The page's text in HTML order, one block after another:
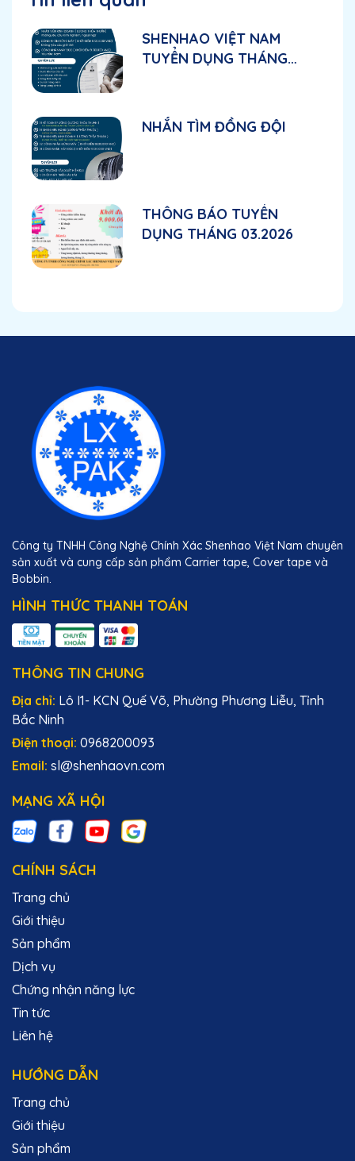
SHENHAO VIỆT NAM
TUYỂN DỤNG THÁNG
NHẮN TÌM ĐỒNG ĐỘI
THÔNG BÁO TUYỂN
DỤNG THÁNG 03.2026
Công ty TNHH Công Nghệ Chính Xác Shenhao Việt Nam chuyên
sản xuất và cung cấp sản phẩm Carrier tape, Cover tape và
Bobbin.
HÌNH THỨC THANH TOÁN
THÔNG TIN CHUNG
Địa chỉ: Lô I1- KCN Quế Võ, Phường Phương Liễu, Tỉnh
Bắc Ninh
Điện thoại: 0968200093
Email: sl@shenhaovn.com
MẠNG XÃ HỘI
CHÍNH SÁCH
Trang chủ
Giới thiệu
Sản phẩm
Dịch vụ
Chứng nhận năng lực
Tin tức
Liên hệ
HƯỚNG DẪN
Trang chủ
Giới thiệu
Sản phẩm